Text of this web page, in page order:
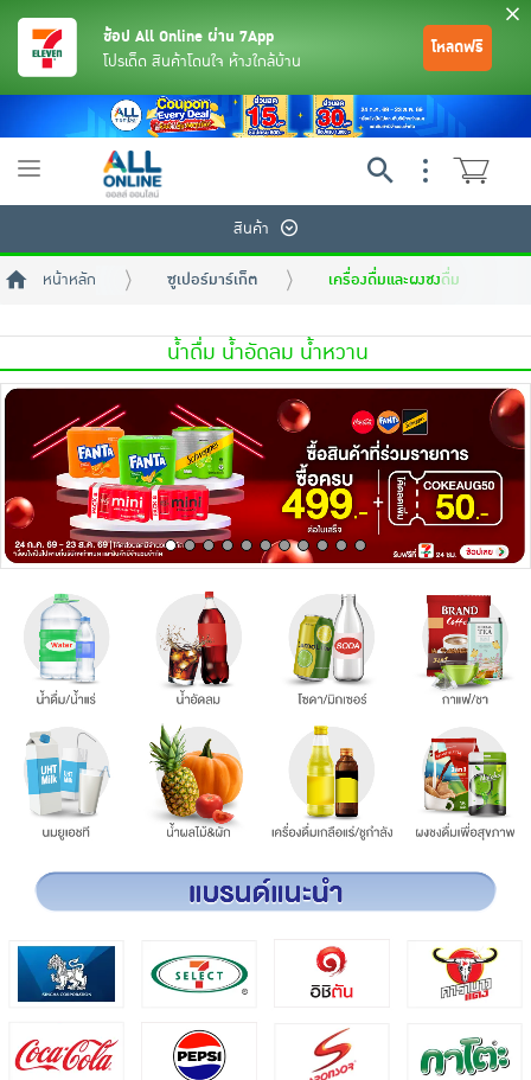
ย้อนกลับ
เครื่องดื่มและผงชงดื่ม
เครื่องปรุงรสและของแห้ง
ขนมขบเคี้ยว และช็อคโกแลต
อาหารสด ผัก ผลไม้และเบเกอรี่
ย้อนกลับ
ย้อนกลับ
ย้อนกลับ
ย้อนกลับ
ย้อนกลับ
ย้อนกลับ
ย้อนกลับ
มือถือ
ย้อนกลับ
ย้อนกลับ
พระเครื่อง test pop
ย้อนกลับ
ช้อป All Online ผ่าน 7App
โปรเด็ด สินค้าโดนใจ ห้างใกล้บ้าน
โหลดฟรี
Toggle
สินค้า
หน้าหลัก ซูเปอร์มาร์เก็ต เครื่องดื่มและผงชงดื่ม
น้ำดื่ม น้ำอัดลม น้ำหวาน